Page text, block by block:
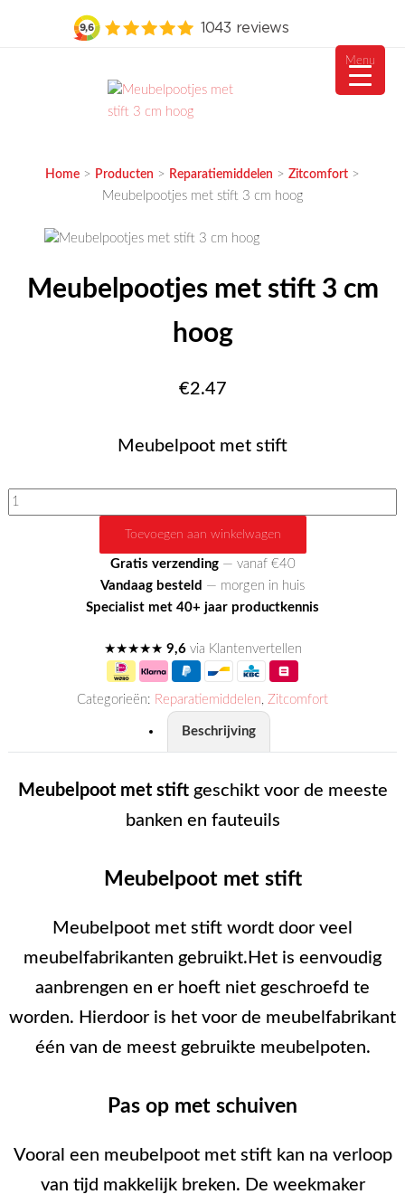
Home > Producten > Reparatiemiddelen > Zitcomfort >
Meubelpootjes met stift 3 cm hoog
Meubelpootjes met stift 3 cm
hoog
€2.47
Meubelpoot met stift
Meubelpootjes
met
Toevoegen aan winkelwagen
Gratis verzending— vanaf €40
Vandaag besteld — morgen in huis
Specialist met 40+ jaar productkennis
★★★★★ 9,6via Klantenvertellen
Categorieën: Reparatiemiddelen, Zitcomfort
Beschrijving
Meubelpoot met stift geschikt voor de meeste
banken en fauteuils
Meubelpoot met stift
Meubelpoot met stift wordt door veel
meubelfabrikanten gebruikt.Het is eenvoudig
aanbrengen en er hoeft niet geschroefd te
worden. Hierdoor is het voor de meubelfabrikant
één van de meest gebruikte meubelpoten.
Pas op met schuiven
Vooral een meubelpoot met stift kan na verloop
van tijd makkelijk breken. De weekmaker
Menu